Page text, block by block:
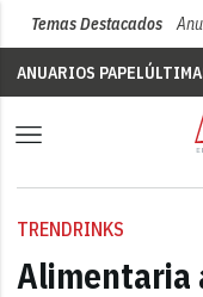
Temas Destacados
ANUARIOS PAPEL
TRENDRINKS
Alimentaria